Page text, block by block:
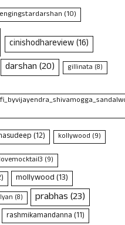
(10)
cinishodhareview(16)
darshan(20) gillinata (8)
(12) kollywood (9)
lovemocktail3 (9)
mollywood(13)
(8) prabhas(23)
rashmikamandanna(11)